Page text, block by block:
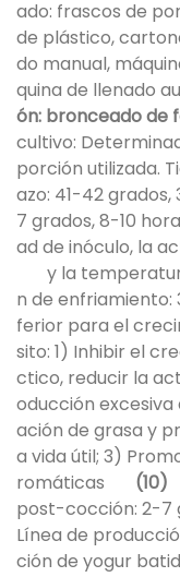
ado: frascos de
de plástico,
do manual,
quina de llenado
ón: bronceado de
cultivo:
porción utilizada.
azo: 41-42
7 grados, 8-10
ad de inóculo, la
y la
n de enfriamiento:
ferior para el
sito: 1) Inhibir el
ctico, reducir la
oducción
ación de grasa y
a vida útil; 3)
romáticas (10)
post-cocción: 2-7
Línea de
ción de yogur